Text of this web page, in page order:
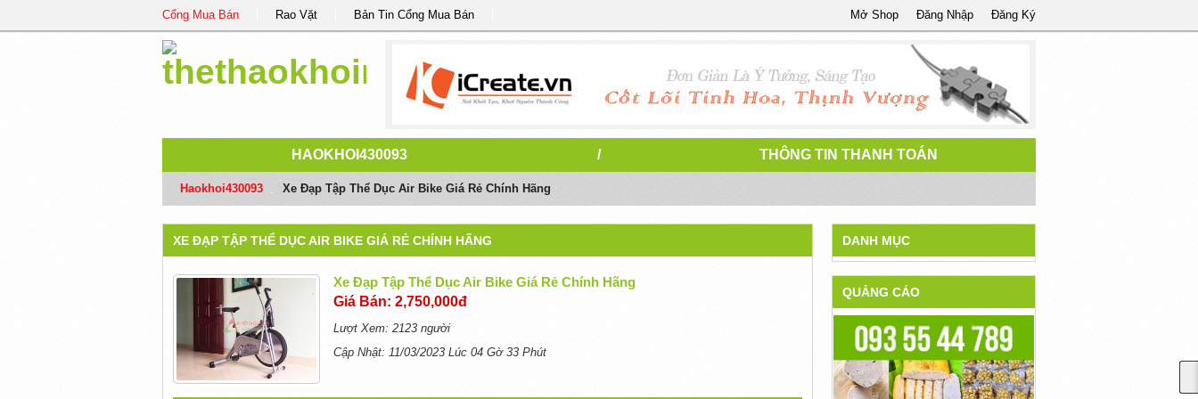
Cổng Mua Bán Rao Vặt Bản Tin Cổng Mua Bán Đăng Ký
Đăng Nhập
Mở Shop
HAOKHOI430093 / THÔNG TIN THANH TOÁN
Haokhoi430093 Xe Đạp Tập Thể Dục Air Bike Giá Rẻ Chính Hãng
XE ĐẠP TẬP THỂ DỤC AIR BIKE GIÁ RẺ CHÍNH HÃNG
Xe Đạp Tập Thể Dục Air Bike Giá Rẻ Chính Hãng
Giá Bán: 2,750,000đ
Lượt Xem: 2123 người
Cập Nhật: 11/03/2023 Lúc 04 Gờ 33 Phút
DANH MỤC
QUẢNG CÁO